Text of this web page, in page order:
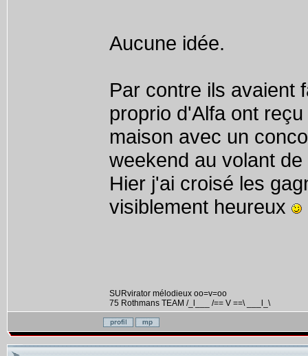
Aucune idée.
Par contre ils avaient
proprio d'Alfa ont
maison avec un
weekend au volant de
Hier j'ai croisé les
visiblement heureux
SURvirator mélodieux oo=v=oo
75 Rothmans TEAM /_l___ /== V ==\ ___l_\